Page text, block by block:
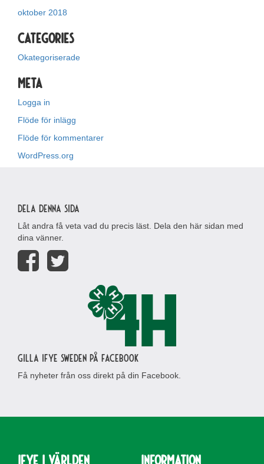
oktober 2018
Categories
Okategoriserade
Meta
Logga in
Flöde för inlägg
Flöde för kommentarer
WordPress.org
Dela denna sida
Låt andra få veta vad du precis läst. Dela den här sidan med
dina vänner.
Gilla IFYE Sweden på Facebook
Få nyheter från oss direkt på din Facebook.
IFYE i världen Information